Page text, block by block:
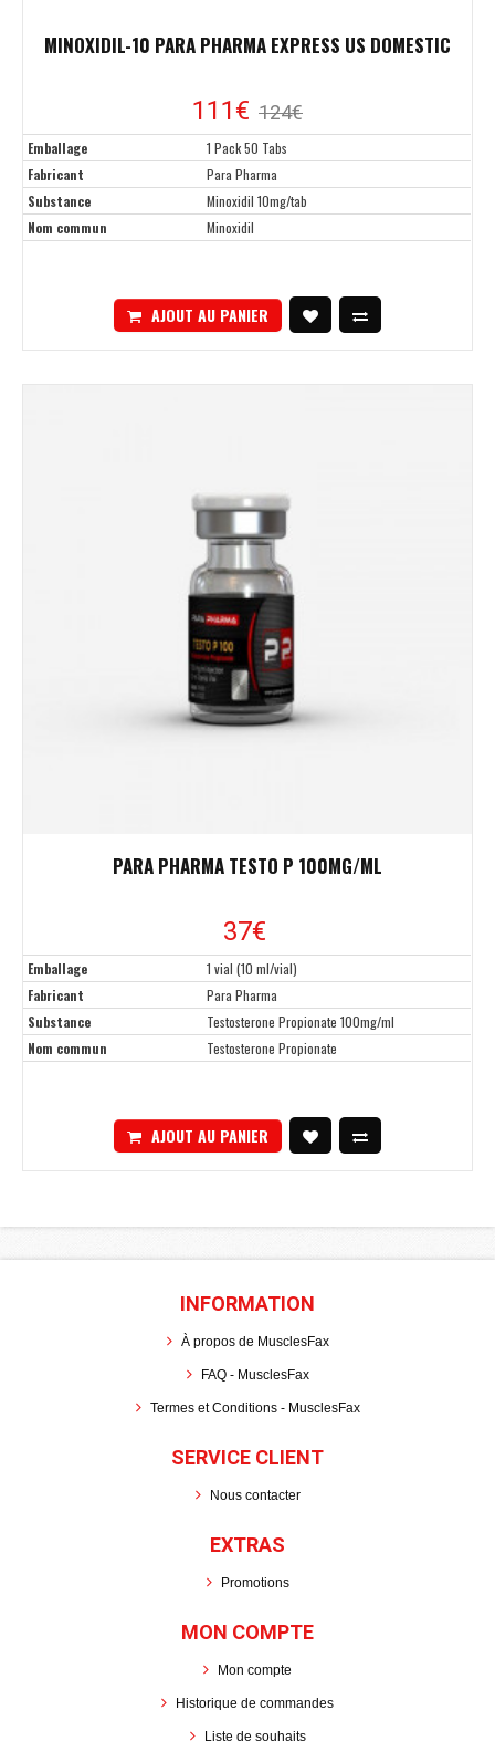
MINOXIDIL-10 PARA PHARMA EXPRESS US DOMESTIC
111€ 124€
Emballage
1 Pack 50 Tabs
Fabricant
Para Pharma
Substance
Minoxidil 10mg/tab
Nom commun
Minoxidil
AJOUT AU PANIER
PARA PHARMA TESTO P 100MG/ML
37€
Emballage
1 vial (10 ml/vial)
Fabricant
Para Pharma
Substance
Testosterone Propionate 100mg/ml
Nom commun
Testosterone Propionate
AJOUT AU PANIER
INFORMATION
À propos de MusclesFax
FAQ - MusclesFax
Termes et Conditions - MusclesFax
SERVICE CLIENT
Nous contacter
EXTRAS
Promotions
MON COMPTE
Mon compte
Historique de commandes
Liste de souhaits